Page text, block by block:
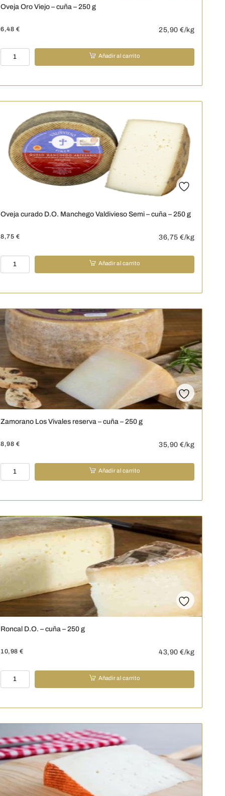
Oveja Oro Viejo – cuña – 250 g
6,48 € 25,90 €/kg
Oveja
Oro
-
cantidad
Añadir al carrito
Oveja curado D.O. Manchego Valdivieso Semi – cuña – 250 g
8,75 € 36,75 €/kg
Oveja
curado
Manchego
Semi
cuña
250
g
cantidad
Añadir al carrito
Zamorano Los Vivales reserva – cuña – 250 g
8,98 € 35,90 €/kg
Zamorano
Los
reserva
cuña
250
cantidad
Añadir al carrito
Roncal D.O. – cuña – 250 g
10,98€ 43,90 €/kg
Roncal
D.O.
cuña
g
cantidad
Añadir al carrito